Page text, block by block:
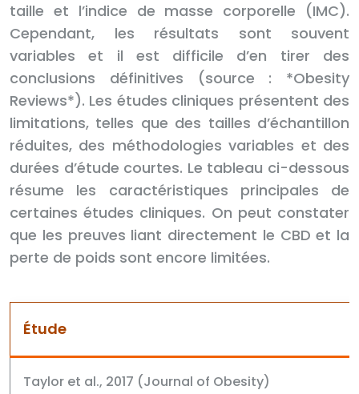
taille et l’indice de masse corporelle (IMC).
Cependant, les résultats sont souvent
variables et il est difficile d’en tirer des
conclusions définitives (source : *Obesity
Reviews*). Les études cliniques présentent des
limitations, telles que des tailles d’échantillon
réduites, des méthodologies variables et des
durées d’étude courtes. Le tableau ci-dessous
résume les caractéristiques principales de
certaines études cliniques. On peut constater
que les preuves liant directement le CBD et la
perte de poids sont encore limitées.
Étude
Taylor et al., 2017 (Journal of Obesity)